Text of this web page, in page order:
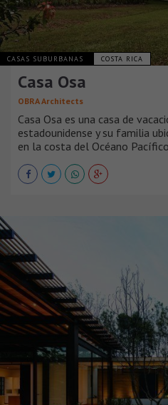
CASAS SUBURBANAS COSTA RICA
Casa Osa
OBRA Architects
Casa Osa es una casa de
estadounidense y su familia
en la costa del Océano